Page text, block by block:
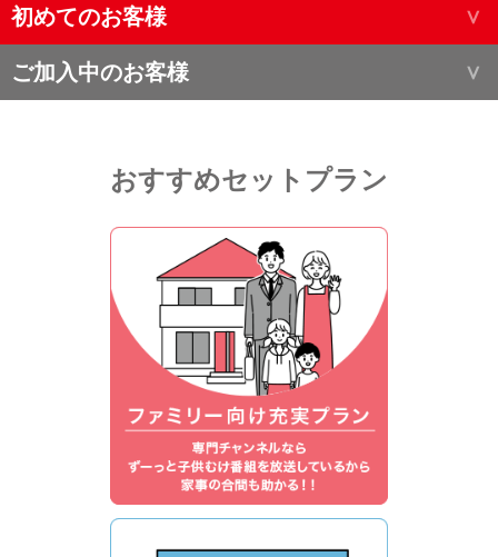
初めてのお客様
ご加入中のお客様
おすすめセットプラン